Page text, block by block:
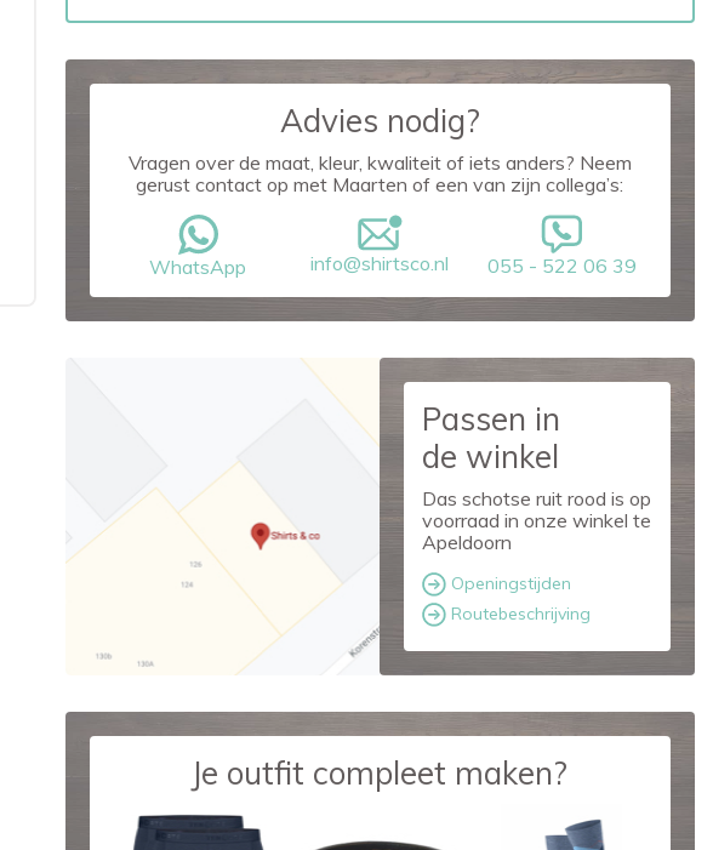
Advies nodig?
Vragen over de maat, kleur, kwaliteit of iets anders? Neem
gerust contact op met Maarten of een van zijn collega’s:
WhatsApp info@shirtsco.nl 055 - 522 06 39
Passen in
de winkel
Das schotse ruit rood is op
voorraad in onze winkel te
Apeldoorn
Openingstijden
Routebeschrijving
Je outfit compleet maken?